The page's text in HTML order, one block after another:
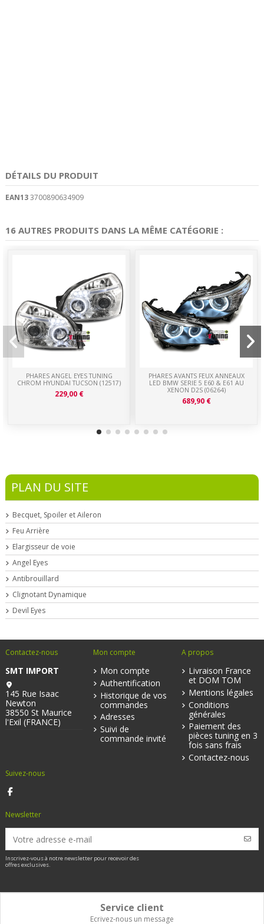
DÉTAILS DU PRODUIT
EAN133700890634909
16 AUTRES PRODUITS DANS LA MÊME CATÉGORIE :
PHARES ANGEL EYES TUNING
CHROM HYUNDAI TUCSON (12517)
229,00 €
PHARES AVANTS FEUX ANNEAUX
LED BMW SERIE 5 E60 & E61 AU
XENON D2S (06264)
689,90 €
PLAN DU SITE
Becquet, Spoiler et Aileron
Feu Arrière
Elargisseur de voie
Angel Eyes
Antibrouillard
Clignotant Dynamique
Devil Eyes
Contactez-nous
SMT IMPORT
145 Rue Isaac
Newton
38550 St Maurice
l'Exil (FRANCE)
Mon compte
Mon compte
Authentification
Historique de vos
commandes
Adresses
Suivi de
commande invité
A propos
Livraison France
et DOM TOM
Mentions légales
Conditions
générales
Paiement des
pièces tuning en 3
fois sans frais
Contactez-nous
Suivez-nous
Newsletter
Inscrivez-vous à notre newsletter pour recevoir des
offres exclusives.
Service client
Ecrivez-nous un message